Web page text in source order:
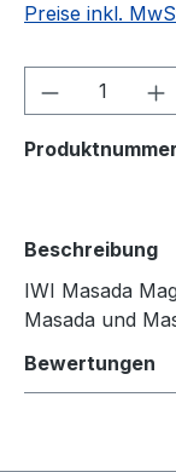
Preise inkl.
Produkt
Beschreibung
IWI Masada
Masada und
Bewertungen